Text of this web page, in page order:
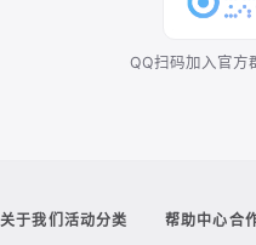
QQ扫码加入官方
关于我们 活动分类 帮助中心合